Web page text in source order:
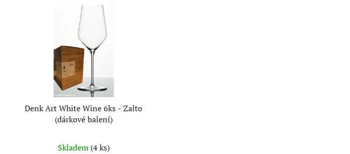
Denk Art White Wine 6ks - Zalto
(dárkové balení)
Skladem (4 ks)